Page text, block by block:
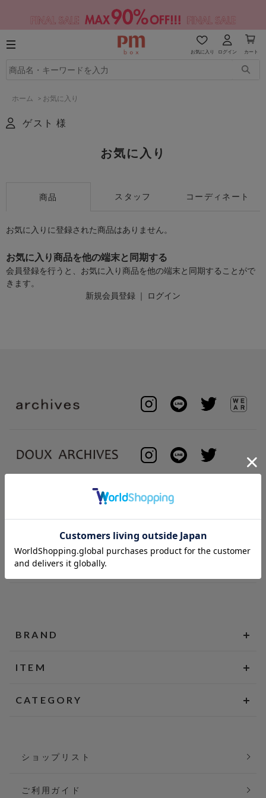
お気に入り ログイン カート
ホーム > お気に入り
ゲスト 様
お気に入り
商品 スタッフ コーディネート
お気に入りに登録された商品はありません。
お気に入り商品を他の端末と同期する
会員登録を行うと、お気に入り商品を他の端末と同期することがで
きます。
新規会員登録 ｜ ログイン
BRAND
ITEM
CATEGORY
ショップリスト
ご利用ガイド